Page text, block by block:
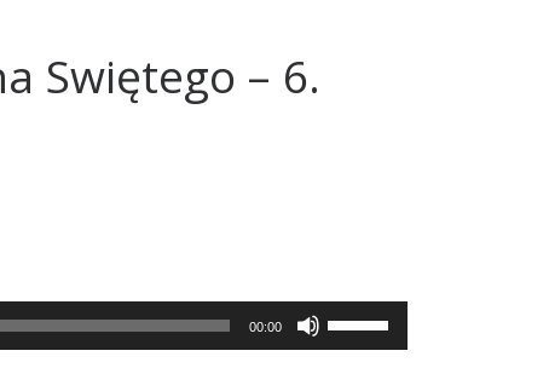
Swiętego – 6.
00:00
Use
Up/Down